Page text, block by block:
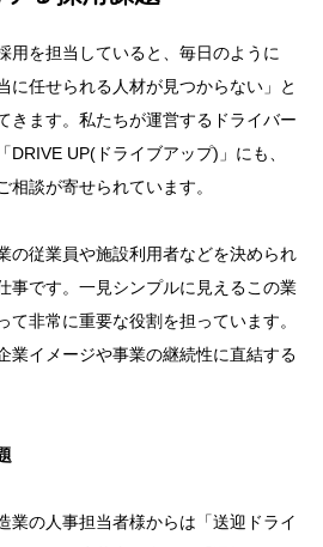
用を担当していると、毎日のように
に任せられる人材が見つからない」と
きます。私たちが運営するドライバー
DRIVE UP(ドライブアップ)」にも、
談が寄せられています。
の従業員や施設利用者などを決められ
事です。一見シンプルに見えるこの業
て非常に重要な役割を担っています。
業イメージや事業の継続性に直結する
業の人事担当者様からは「送迎ドライ